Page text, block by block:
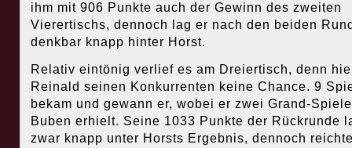
ihm mit 906 Punkte auch der Gewinn des zweiten
Vierertischs, dennoch lag er nach den beiden
denkbar knapp hinter Horst.
Relativ eintönig verlief es am Dreiertisch, denn
Reinald seinen Konkurrenten keine Chance. 9
bekam und gewann er, wobei er zwei Grand-
Buben erhielt. Seine 1033 Punkte der Rückrunde
zwar knapp unter Horsts Ergebnis, dennoch